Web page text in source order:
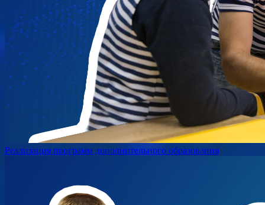
Реализация программ дополнительного образования